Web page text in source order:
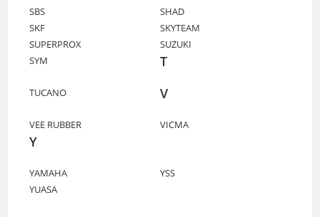
SBS
SHAD
SKF
SKYTEAM
SUPERPROX
SUZUKI
SYM
T
TUCANO V
VEE RUBBER VICMA
Y
YAMAHA
YSS
YUASA